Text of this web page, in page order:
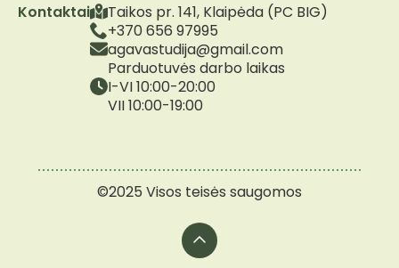
Kontaktai
Taikos pr. 141, Klaipėda (PC BIG)
+370 656 97995
agavastudija@gmail.com
Parduotuvės darbo laikas
I-VI 10:00-20:00
VII 10:00-19:00
©2025 Visos teisės saugomos